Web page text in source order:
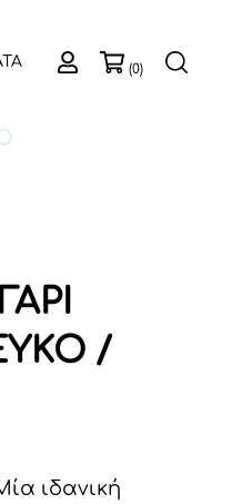
(0)
/
ιδανική